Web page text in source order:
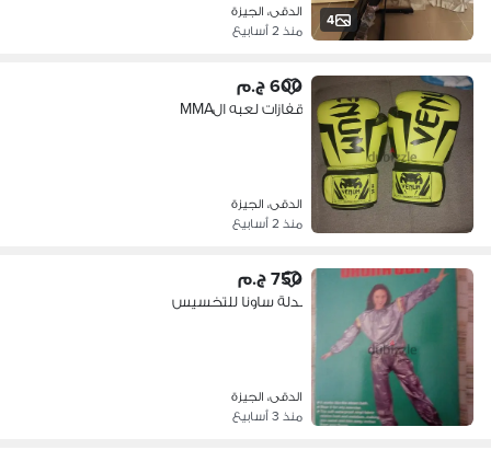
4
الدقى، الجيزة
منذ 2 أسابيع
600 ج.م
قفازات لعبه الMMA
الدقى، الجيزة
منذ 2 أسابيع
750 ج.م
بدلة ساونا للتخسيس
الدقى، الجيزة
منذ 3 أسابيع